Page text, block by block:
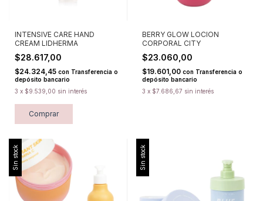
INTENSIVE CARE HAND
CREAM LIDHERMA
$28.617,00
$24.324,45 con Transferencia o
depósito bancario
3 x $9.539,00 sin interés
Comprar
BERRY GLOW LOCION
CORPORAL CITY
$23.060,00
$19.601,00 con Transferencia o
depósito bancario
3 x $7.686,67 sin interés
Sin stock Sin stock